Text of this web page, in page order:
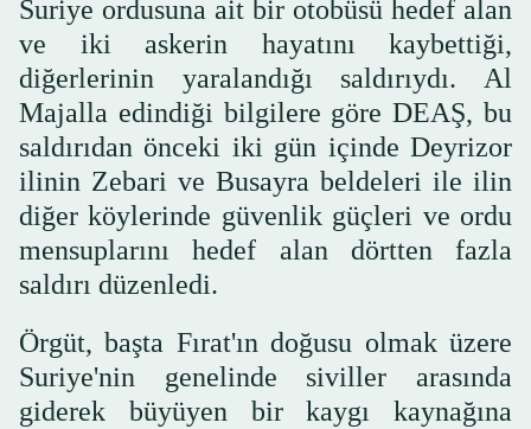
Suriye ordusuna ait bir otobüsü hedef alan
ve iki askerin hayatını kaybettiği,
diğerlerinin yaralandığı saldırıydı. Al
Majalla edindiği bilgilere göre DEAŞ, bu
saldırıdan önceki iki gün içinde Deyrizor
ilinin Zebari ve Busayra beldeleri ile ilin
diğer köylerinde güvenlik güçleri ve ordu
mensuplarını hedef alan dörtten fazla
saldırı düzenledi.
Örgüt, başta Fırat'ın doğusu olmak üzere
Suriye'nin genelinde siviller arasında
giderek büyüyen bir kaygı kaynağına